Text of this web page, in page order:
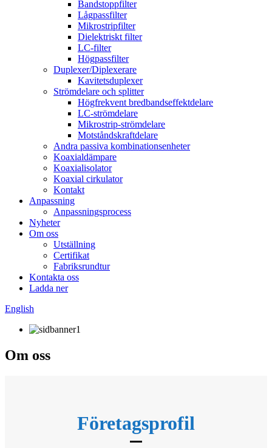
Bandstoppfilter
Lågpassfilter
Mikrostripfilter
Dielektriskt filter
LC-filter
Högpassfilter
Duplexer/Diplexerare
Kavitetsduplexer
Strömdelare och splitter
Högfrekvent bredbandseffektdelare
LC-strömdelare
Mikrostrip-strömdelare
Motståndskraftdelare
Andra passiva kombinationsenheter
Koaxialdämpare
Koaxialisolator
Koaxial cirkulator
Kontakt
Anpassning
Anpassningsprocess
Nyheter
Om oss
Utställning
Certifikat
Fabriksrundtur
Kontakta oss
Ladda ner
English
Om oss
Företagsprofil